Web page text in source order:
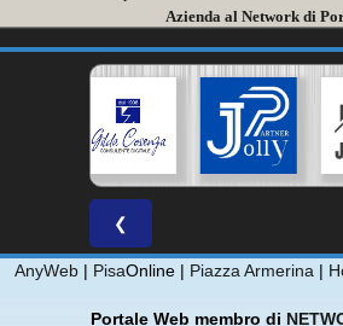
Azienda al Network di
❮
AnyWeb | PisaOnline | Piazza Armerina |
Portale Web membro di